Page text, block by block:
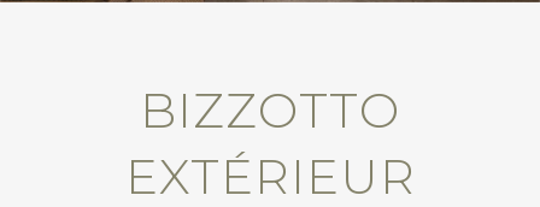
BIZZOTTO
EXTÉRIEUR